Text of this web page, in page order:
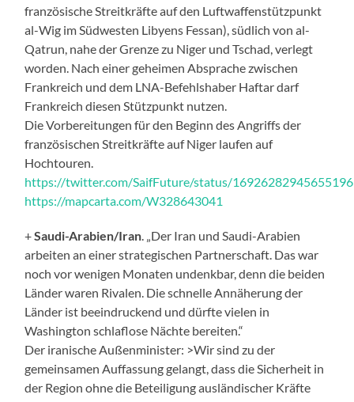
französische Streitkräfte auf den Luftwaffenstützpunkt
al-Wig im Südwesten Libyens Fessan), südlich von al-
Qatrun, nahe der Grenze zu Niger und Tschad, verlegt
worden. Nach einer geheimen Absprache zwischen
Frankreich und dem LNA-Befehlshaber Haftar darf
Frankreich diesen Stützpunkt nutzen.
Die Vorbereitungen für den Beginn des Angriffs der
französischen Streitkräfte auf Niger laufen auf
Hochtouren.
https://twitter.com/SaifFuture/status/
https://mapcarta.com/W328643041
+Saudi-Arabien/Iran . „Der Iran und Saudi-Arabien
arbeiten an einer strategischen Partnerschaft. Das war
noch vor wenigen Monaten undenkbar, denn die beiden
Länder waren Rivalen. Die schnelle Annäherung der
Länder ist beeindruckend und dürfte vielen in
Washington schlaflose Nächte bereiten.“
Der iranische Außenminister: >Wir sind zu der
gemeinsamen Auffassung gelangt, dass die Sicherheit in
der Region ohne die Beteiligung ausländischer Kräfte